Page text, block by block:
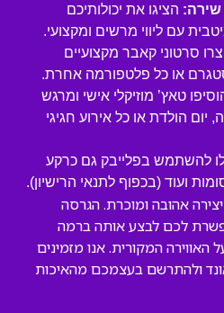
שירה: הציגו את יכולותיכם
עם ליווי מרשים ומקצועי.
צרו סרטוני קאבר מקצועיים
או כל פלטפורמה אחרת.
טאץ’ מוזיקלי אישי ומרגש
יום הולדת או כל אירוע חגיגי
להשתמש בפלייבק גם כרקע
ועוד (בכפוף לתנאי הרישיון).
אהובה ומוכרת. הגרסה
לכם לבצע אותה ברמה
האווירה המקורית. אנו מזמינים
ולהתרשם בעצמכם מהאיכות